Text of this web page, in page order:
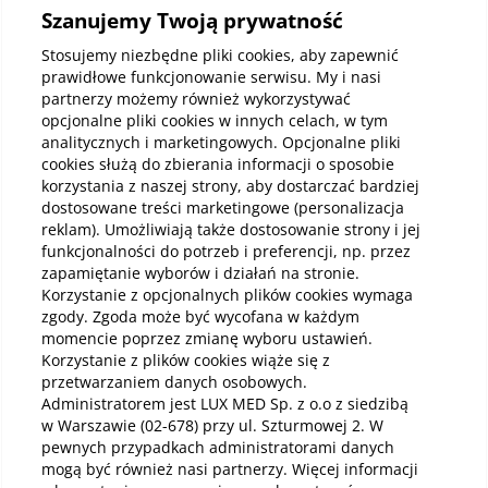
Informacje korporacyjne
Kup abonamenty online
Kup online
Pobierz aplikację mobilną
Szanujemy Twoją prywatność
Stosujemy niezbędne pliki cookies, aby zapewnić
prawidłowe funkcjonowanie serwisu. My i nasi
partnerzy możemy również wykorzystywać
opcjonalne pliki cookies w innych celach, w tym
analitycznych i marketingowych. Opcjonalne pliki
cookies służą do zbierania informacji o sposobie
korzystania z naszej strony, aby dostarczać bardziej
dostosowane treści marketingowe (personalizacja
reklam). Umożliwiają także dostosowanie strony i jej
funkcjonalności do potrzeb i preferencji, np. przez
zapamiętanie wyborów i działań na stronie.
Korzystanie z opcjonalnych plików cookies wymaga
zgody. Zgoda może być wycofana w każdym
momencie poprzez zmianę wyboru ustawień.
Korzystanie z plików cookies wiąże się z
przetwarzaniem danych osobowych.
Administratorem jest LUX MED Sp. z o.o z siedzibą
w Warszawie (02-678) przy ul. Szturmowej 2. W
pewnych przypadkach administratorami danych
mogą być również nasi partnerzy. Więcej informacji